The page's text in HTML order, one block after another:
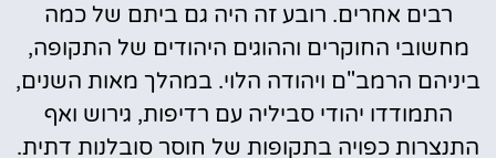
רבים אחרים. רובע זה היה גם ביתם של כמה
מחשובי החוקרים וההוגים היהודים של התקופה,
ביניהם הרמב"ם ויהודה הלוי. במהלך מאות השנים,
התמודדו יהודי סביליה עם רדיפות, גירוש ואף
התנצרות כפויה בתקופות של חוסר סובלנות דתית.